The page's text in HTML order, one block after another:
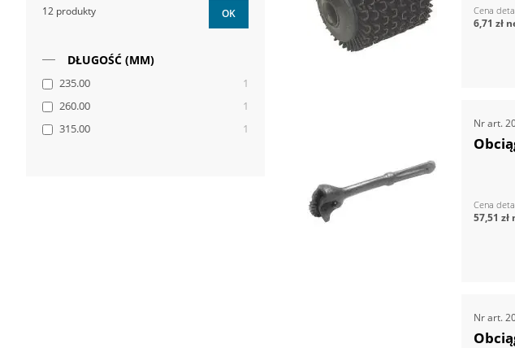
Cena
6,71 zł
Nr art.
Cena
57,51 zł
Nr art.
12 produkty OK
DŁUGOŚĆ (MM)
235.00
1
260.00
1
315.00
1